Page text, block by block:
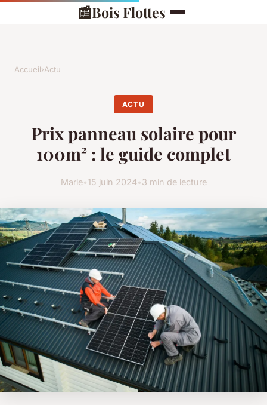
📰Bois Flottes
Accueil›Actu
ACTU
Prix panneau solaire pour
100m² : le guide complet
Marie•15 juin 2024•3 min de lecture